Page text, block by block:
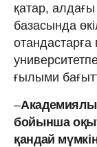
қатар, алдағы
базасында
ғылыми
–
бойынша
қандай